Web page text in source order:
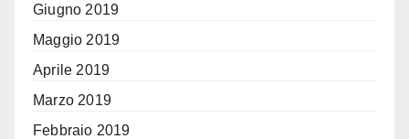
Giugno 2019
Maggio 2019
Aprile 2019
Marzo 2019
Febbraio 2019